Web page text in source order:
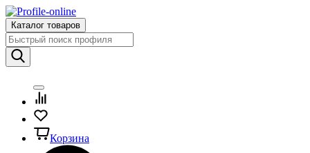
Каталог товаров
Корзина